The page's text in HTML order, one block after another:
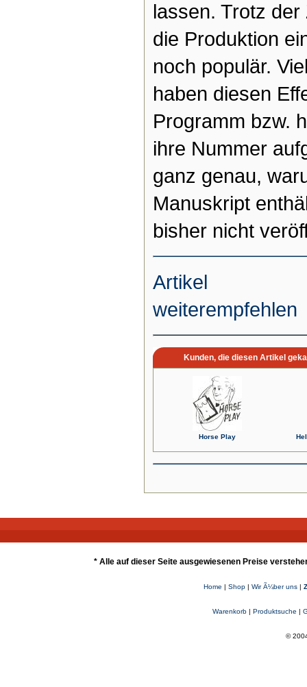
lassen. Trotz
die Produktion
noch populär.
haben diesen
Programm bzw.
ihre Nummer
ganz genau,
Manuskript
bisher nicht
Artikel
weiterempfehlen
Kunden, die diesen Artikel
Horse Play
* Alle auf dieser Seite ausgewiesenen Preise
Home | Shop| Wir Ã¼ber uns|
Warenkorb| Produktsuche |
©